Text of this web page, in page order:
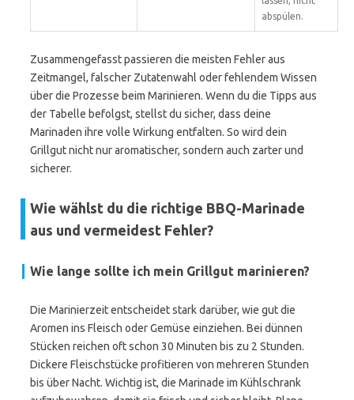
abspülen.
Zusammengefasst passieren die meisten Fehler aus
Zeitmangel, falscher Zutatenwahl oder fehlendem Wissen
über die Prozesse beim Marinieren. Wenn du die Tipps aus
der Tabelle befolgst, stellst du sicher, dass deine
Marinaden ihre volle Wirkung entfalten. So wird dein
Grillgut nicht nur aromatischer, sondern auch zarter und
sicherer.
Wie wählst du die richtige BBQ-Marinade
aus und vermeidest Fehler?
Wie lange sollte ich mein Grillgut marinieren?
Die Marinierzeit entscheidet stark darüber, wie gut die
Aromen ins Fleisch oder Gemüse einziehen. Bei dünnen
Stücken reichen oft schon 30 Minuten bis zu 2 Stunden.
Dickere Fleischstücke profitieren von mehreren Stunden
bis über Nacht. Wichtig ist, die Marinade im Kühlschrank